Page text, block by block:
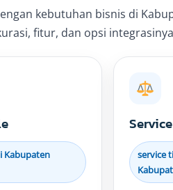
kebutuhan bisnis di
fitur, dan opsi
Kabupaten
service